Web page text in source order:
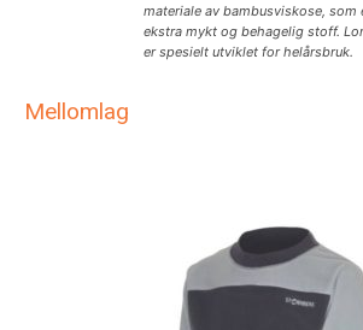
materiale av bambusviskose, som
ekstra mykt og behagelig stoff.
er spesielt utviklet for helårsbruk.
Mellomlag